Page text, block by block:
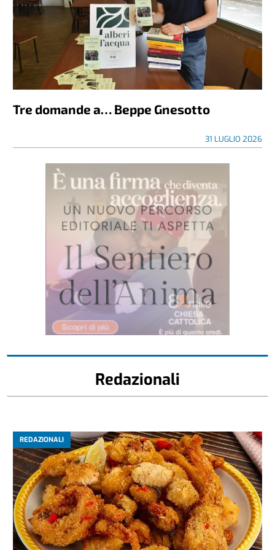
Tre domande a… Beppe Gnesotto
31 LUGLIO 2026
Redazionali
REDAZIONALI